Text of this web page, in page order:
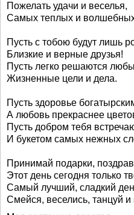
Пожелать удачи и веселья,
Самых теплых и
Пусть с тобою будут лишь
Близкие и верные друзья!
Пусть легко решаются
Жизненные цели и дела.
Пусть здоровье
А любовь прекраснее
Пусть добром тебя
И букетом самых нежных
Принимай подарки,
Этот день сегодня только
Самый лучший, сладкий
Смейся, веселись, танцуй и